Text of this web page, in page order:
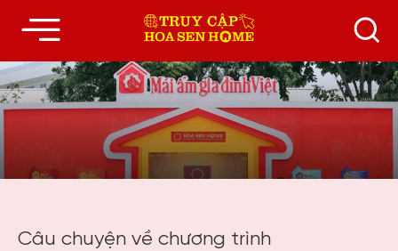
Câu chuyện về chương trình